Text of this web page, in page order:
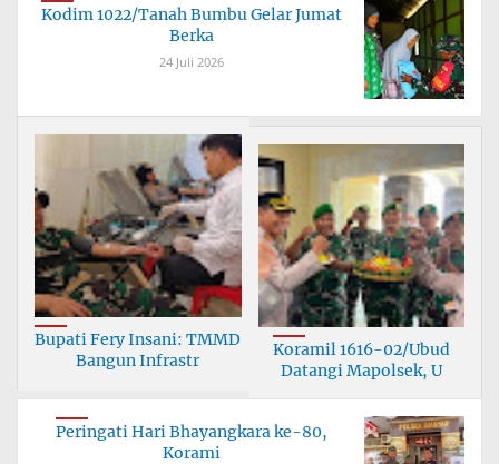
Kodim 1022/Tanah Bumbu Gelar Jumat
Berka
24 Juli 2026
Bupati Fery Insani: TMMD
Bangun Infrastr
Koramil 1616-02/Ubud
Datangi Mapolsek, U
Peringati Hari Bhayangkara ke-80,
Korami